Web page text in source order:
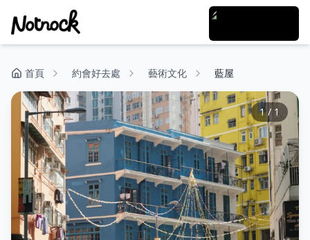
首頁 約會好去處 藝術文化 藍屋
1/ 1